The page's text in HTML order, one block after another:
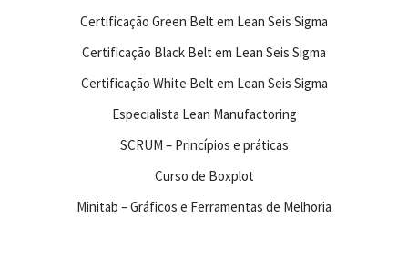
Certificação Green Belt em Lean Seis Sigma
Certificação Black Belt em Lean Seis Sigma
Certificação White Belt em Lean Seis Sigma
Especialista Lean Manufactoring
SCRUM – Princípios e práticas
Curso de Boxplot
Minitab – Gráficos e Ferramentas de Melhoria